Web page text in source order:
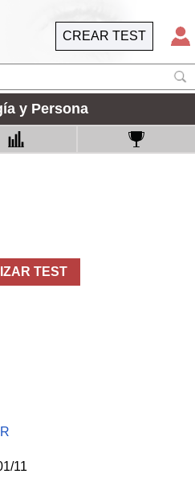
CREAR TEST
y Persona
TEST
11